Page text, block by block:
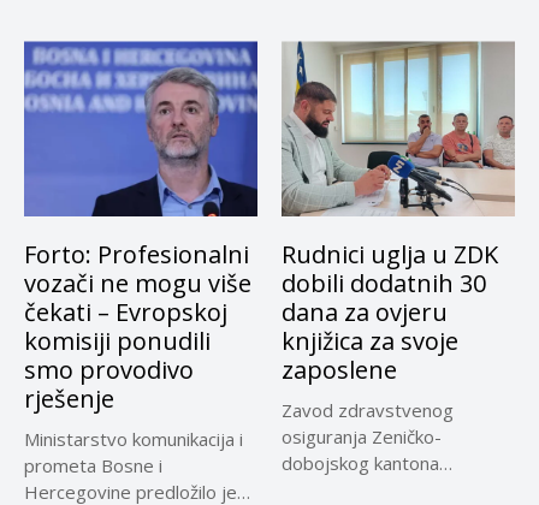
Forto: Profesionalni
vozači ne mogu više
čekati – Evropskoj
komisiji ponudili
smo provodivo
rješenje
Ministarstvo komunikacija i
prometa Bosne i
Hercegovine predložilo je
Rudnici uglja u ZDK
dobili dodatnih 30
dana za ovjeru
knjižica za svoje
zaposlene
Zavod zdravstvenog
osiguranja Zeničko-
dobojskog kantona